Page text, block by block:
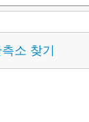
소 찾기